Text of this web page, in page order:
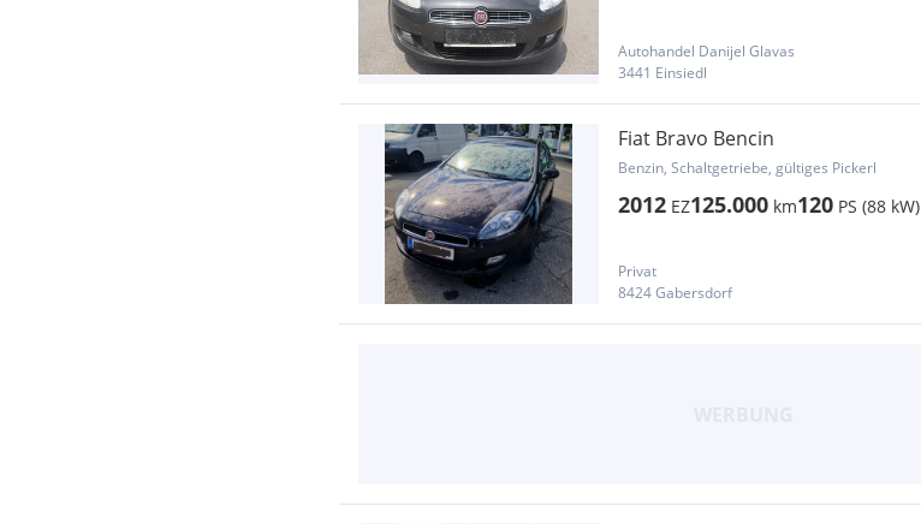
Autohandel Danijel Glavas
3441 Einsiedl
Fiat Bravo Bencin
Benzin, Schaltgetriebe, gültiges Pickerl
2012 EZ125.000 km120 PS (88 kW)
Privat
8424 Gabersdorf